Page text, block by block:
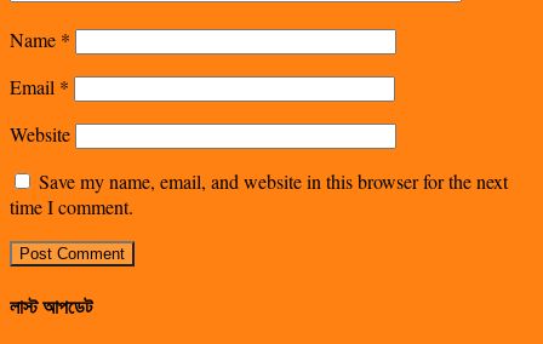
Name *
Email *
Website
Save my name, email, and website in this browser for the next
time I comment.
লাস্ট আপডেট